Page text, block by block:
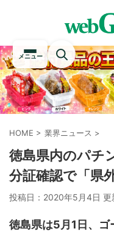
メニュー
HOME > 業界ニュース >
徳島県内のパチ
分証確認で「県
投稿日：2020年5月4日 更
徳島県は5月1日、ゴ